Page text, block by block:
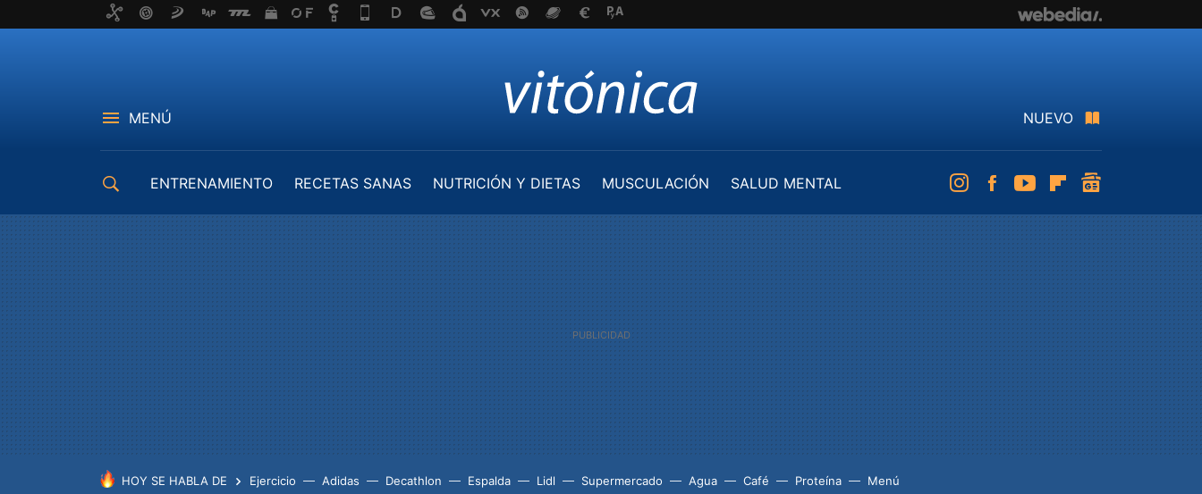
MENÚ NUEVO
ENTRENAMIENTO RECETAS SANAS NUTRICIÓN Y DIETAS MUSCULACIÓN
SALUD MENTAL
InstagramFacebookYoutubeFlipboard
HOY SE HABLA DE Ejercicio Adidas Decathlon Espalda Lidl Supermercado Agua Café Proteína Menú